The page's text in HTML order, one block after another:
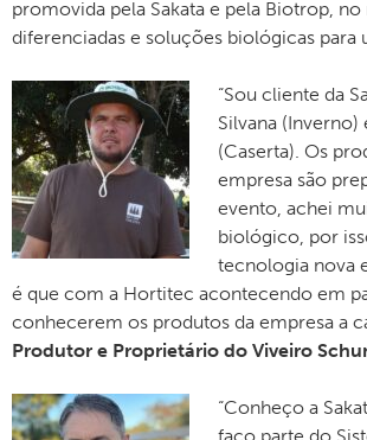
promovida pela Sakata e pela Biotrop,
diferenciadas e soluções biológicas
“Sou cliente da
Silvana
(Caserta). Os
empresa são
evento, achei
biológico, por
tecnologia nova
é que com a Hortitec acontecendo em
conhecerem os produtos da empresa a
Produtor e Proprietário do Viveiro
“Conheço a